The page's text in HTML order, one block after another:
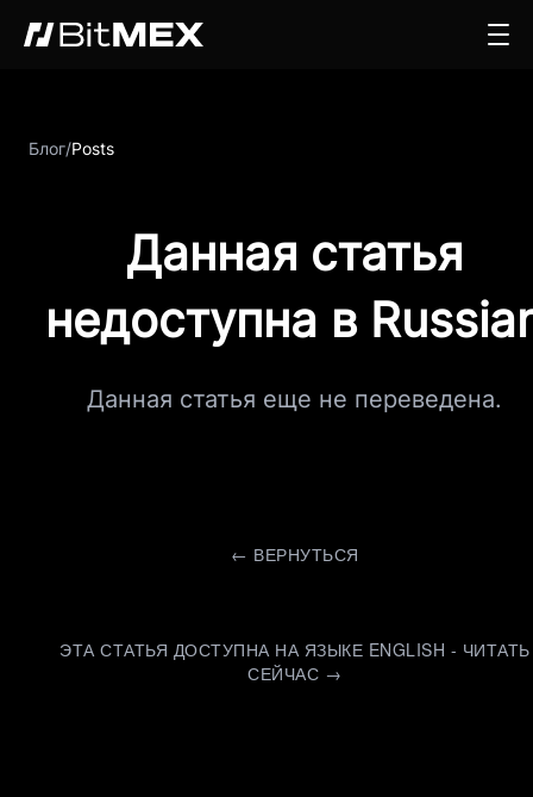
Блог/Posts
Данная статья
недоступна в
Данная статья еще не переведена.
← ВЕРНУТЬСЯ
ЭТА СТАТЬЯ ДОСТУПНА НА ЯЗЫКЕ ENGLISH - ЧИТАТЬ
СЕЙЧАС →